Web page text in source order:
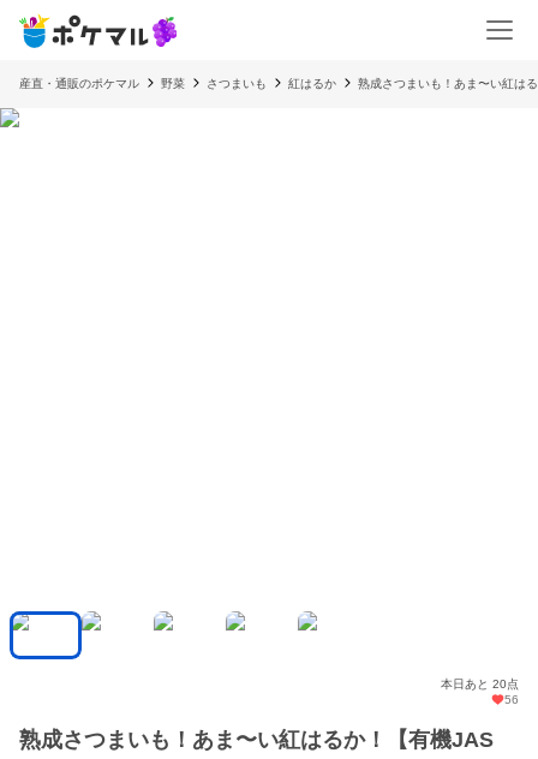
産直・通販のポケマル 野菜 さつまいも 紅はるか 熟成さつまいも！あま〜い紅は
本日あと 20点
56
熟成さつまいも！あま〜い紅はるか！【有機JAS